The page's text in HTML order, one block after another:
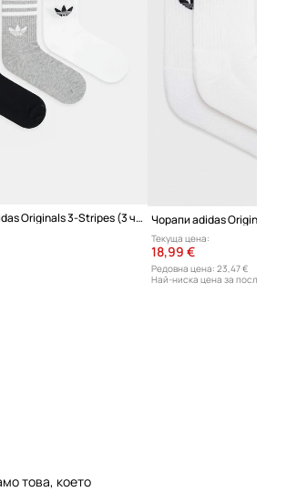
Чорапи adidas Originals 3-Stripes (3 чифта)
Текуща цена:
18,99 €
Редовна цена: 23,47 €
Най-ниска цена за последните
това, което